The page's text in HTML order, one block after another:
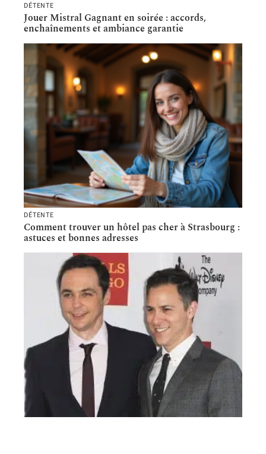
DÉTENTE
Jouer Mistral Gagnant en soirée : accords,
enchaînements et ambiance garantie
DÉTENTE
Comment trouver un hôtel pas cher à Strasbourg :
astuces et bonnes adresses